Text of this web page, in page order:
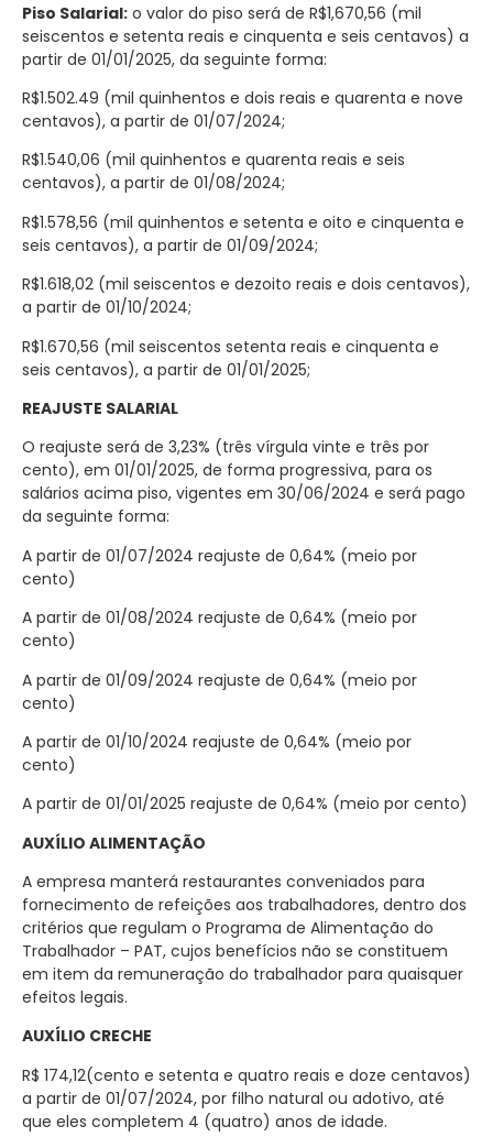
Piso Salarial: o valor do piso será de R$1,670,56 (mil
seiscentos e setenta reais e cinquenta e seis centavos) a
partir de 01/01/2025, da seguinte forma:
R$1.502.49 (mil quinhentos e dois reais e quarenta e nove
centavos), a partir de 01/07/2024;
R$1.540,06 (mil quinhentos e quarenta reais e seis
centavos), a partir de 01/08/2024;
R$1.578,56 (mil quinhentos e setenta e oito e cinquenta e
seis centavos), a partir de 01/09/2024;
R$1.618,02 (mil seiscentos e dezoito reais e dois centavos),
a partir de 01/10/2024;
R$1.670,56 (mil seiscentos setenta reais e cinquenta e
seis centavos), a partir de 01/01/2025;
REAJUSTE SALARIAL
O reajuste será de 3,23% (três vírgula vinte e três por
cento), em 01/01/2025, de forma progressiva, para os
salários acima piso, vigentes em 30/06/2024 e será pago
da seguinte forma:
A partir de 01/07/2024 reajuste de 0,64% (meio por
cento)
A partir de 01/08/2024 reajuste de 0,64% (meio por
cento)
A partir de 01/09/2024 reajuste de 0,64% (meio por
cento)
A partir de 01/10/2024 reajuste de 0,64% (meio por
cento)
A partir de 01/01/2025 reajuste de 0,64% (meio por cento)
AUXÍLIO ALIMENTAÇÃO
A empresa manterá restaurantes conveniados para
fornecimento de refeições aos trabalhadores, dentro dos
critérios que regulam o Programa de Alimentação do
Trabalhador – PAT, cujos benefícios não se constituem
em item da remuneração do trabalhador para quaisquer
efeitos legais.
AUXÍLIO CRECHE
R$ 174,12(cento e setenta e quatro reais e doze centavos)
a partir de 01/07/2024, por filho natural ou adotivo, até
que eles completem 4 (quatro) anos de idade.